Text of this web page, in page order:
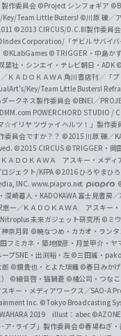
作委員会 ©Project シンフォギア
Team Little Busters! ©川原 礫／
©2013 CIRCUS/D.C.III製作委員会
Corporation/「デビルサバイバ
©KLabGames © TRIGGER・中島か
葉社・シンエイ・テレビ朝日・ADK
ＫＡＤＯＫＡＷＡ 角川書店刊／「
Key/Team Little Busters!
ークネス製作委員会 ©BNEI／
POWERCHORD STUDIO /
☆イリヤ ツヴァイ ヘルツ！」製作委
委員会ですか？？ ©2015 川原 礫／
©2015 CIRCUS ©TRIGGER・岡
ＡＤＯＫＡＷＡ アスキー・メディ
ジェクト/KFPA ©2016 ひろやまひ
INC. www.piapro.net
崎暮人・KADOKAWA 富士見書房
一／ＫＡＤＯＫＡＷＡ アスキー
未来ガジェット研究所 ©ミ
奈月昇 ©暁なつめ・カカオ・ランタ
フミカネ・築地俊彦・月並甲介・ヤ
プSNE・出渕裕・左©三田誠・pako
©鏡貴也・とよた瑣織 ©春日みか
©細音啓・猫鍋蒼 ©橘公司・つなこ
キー・メディアワークス／SAO-A
Inc. ©Tokyo Broadcasting
2019 illust：abec
ア･ライブ」製作委員会©春場ねぎ・